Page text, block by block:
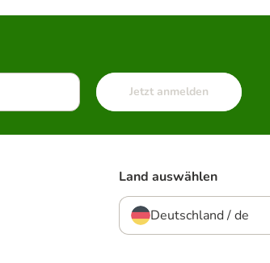
Jetzt anmelden
Land auswählen
Deutschland / de